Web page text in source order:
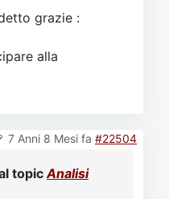
grazie :
alla
7 Anni 8 Mesi fa #22504
topic Analisi